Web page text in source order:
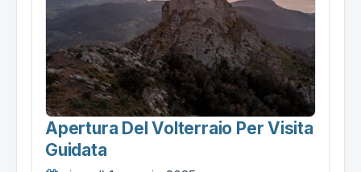
Apertura Del Volterraio Per Visita
Guidata